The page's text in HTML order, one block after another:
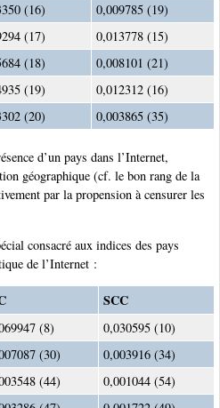
(16)
0,009785 (19)
(17)
0,013778 (15)
(18)
0,008101 (21)
(19)
0,012312 (16)
(20) 0,003865 (35)
d’un pays dans l’Internet,
géographique (cf. le bon rang de la
par la propension à censurer les
consacré aux indices des pays
de l’Internet :
SCC
(8)
0,030595 (10)
(30)
0,003916 (34)
(44)
0,001044 (54)